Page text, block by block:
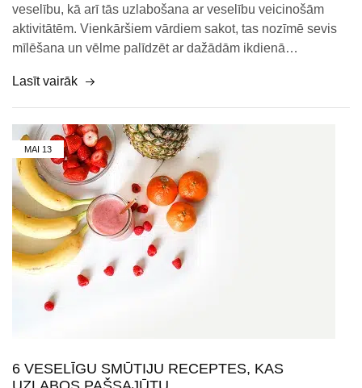
veselību, kā arī tās uzlabošana ar veselību veicinošām
aktivitātēm. Vienkāršiem vārdiem sakot, tas nozīmē sevis
mīlēšana un vēlme palīdzēt ar dažādām ikdienā…
Lasīt vairāk
MAI 13
6 VESELĪGU SMŪTIJU RECEPTES, KAS